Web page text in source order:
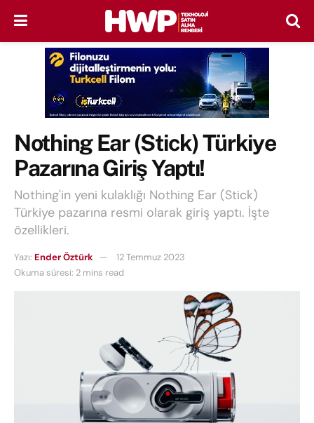
Nothing Ear (Stick) Türkiye
Pazarına Giriş Yaptı!
Nothing'in yeni kulaklığı Nothing Ear (Stick)
Türkiye pazarına resmi olarak giriş yaptı. İşte
özellikleri.
Yazı: Ender Öztürk
12 Temmuz 2023
Okuma süresi: 2 mins read